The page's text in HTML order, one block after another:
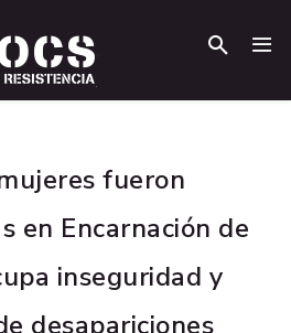
fueron
en Encarnación de
inseguridad y
desapariciones